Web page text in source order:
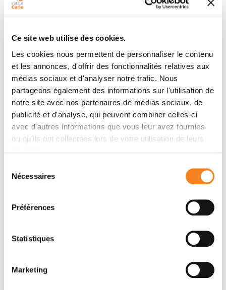
Ce site web utilise des cookies.
Les cookies nous permettent de personnaliser le contenu
et les annonces, d'offrir des fonctionnalités relatives aux
médias sociaux et d'analyser notre trafic. Nous
partageons également des informations sur l'utilisation de
notre site avec nos partenaires de médias sociaux, de
publicité et d'analyse, qui peuvent combiner celles-ci
avec d'autres informations que vous leur avez fournies
ou qu'ils ont collectées lors de votre utilisation de leurs
Nécessaires
Préférences
Statistiques
Marketing
Ausrele Kesminiene, Marie‐Christine Boutron‐Ruault,
Vathaire
Equipes
Équipe
Epidémiologie génétique des cancers
FABIENNE LESUEUR